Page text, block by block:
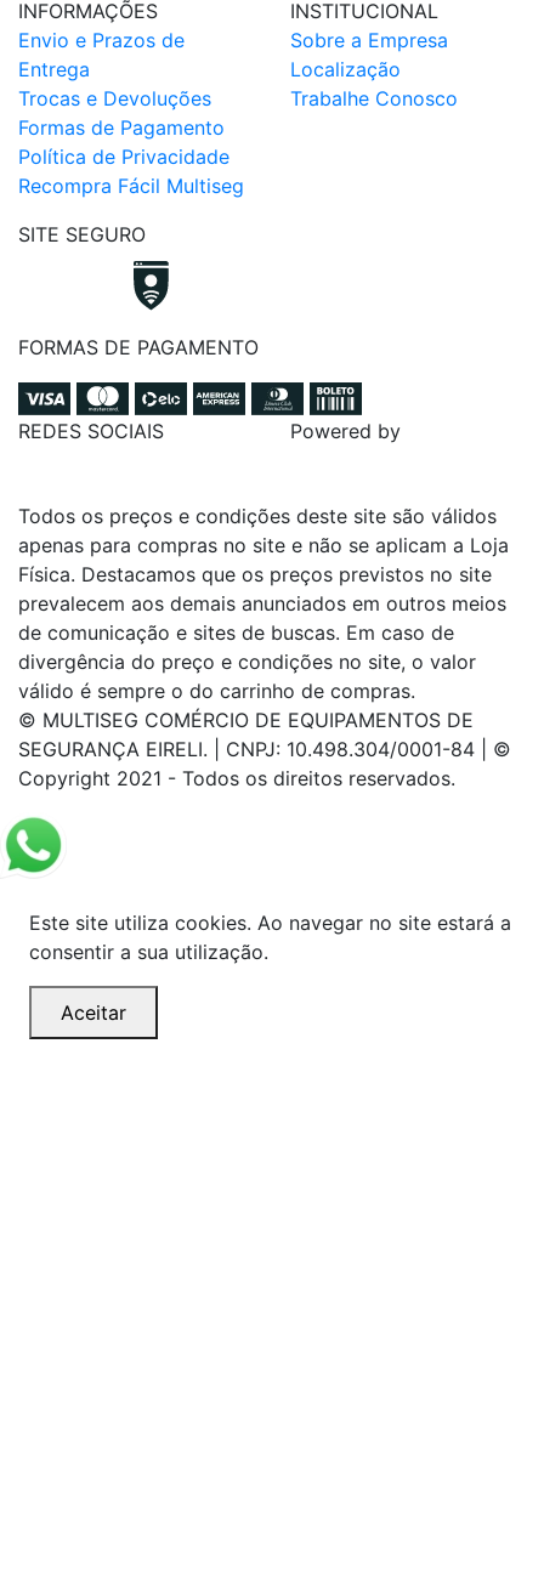
INFORMAÇÕES
Envio e Prazos de
Entrega
Trocas e Devoluções
Formas de Pagamento
Política de Privacidade
Recompra Fácil Multiseg
INSTITUCIONAL
Sobre a Empresa
Localização
Trabalhe Conosco
SITE SEGURO
FORMAS DE PAGAMENTO
REDES SOCIAIS Powered by
Todos os preços e condições deste site são válidos
apenas para compras no site e não se aplicam a Loja
Física. Destacamos que os preços previstos no site
prevalecem aos demais anunciados em outros meios
de comunicação e sites de buscas. Em caso de
divergência do preço e condições no site, o valor
válido é sempre o do carrinho de compras.
© MULTISEG COMÉRCIO DE EQUIPAMENTOS DE
SEGURANÇA EIRELI. | CNPJ: 10.498.304/0001-84 | ©
Copyright 2021 - Todos os direitos reservados.
Este site utiliza cookies. Ao navegar no site estará a
consentir a sua utilização.
Aceitar